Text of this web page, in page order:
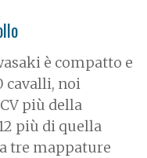
è compatto e
cavalli, noi
più della
più di quella
tre mappature